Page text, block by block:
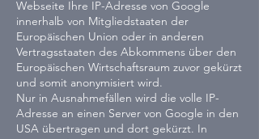
Webseite Ihre IP-Adresse von Google
innerhalb von Mitgliedstaaten der
Europäischen Union oder in anderen
Vertragsstaaten des Abkommens über den
Europäischen Wirtschaftsraum zuvor gekürzt
und somit anonymisiert wird.
Nur in Ausnahmefällen wird die volle IP-
Adresse an einen Server von Google in den
USA übertragen und dort gekürzt. In